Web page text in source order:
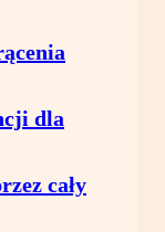
dla
cały